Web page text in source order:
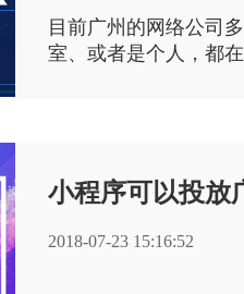
目前广州的网络公司
室、或者是个人，都
小程序可以投放
2018-07-23 15:16:52